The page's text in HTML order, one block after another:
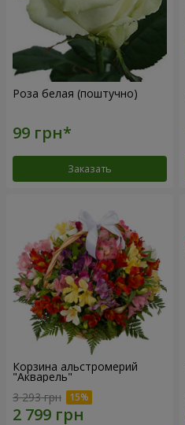
Роза белая (поштучно)
Заказать
Корзина альстромерий
"Акварель"
3 293 грн